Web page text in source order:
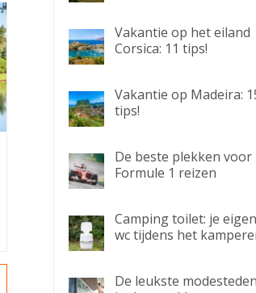
Vakantie op het eiland
Corsica: 11 tips!
Vakantie op Madeira:
tips!
De beste plekken voor
Formule 1 reizen
Camping toilet: je eigen
wc tijdens het
De leukste modesteden